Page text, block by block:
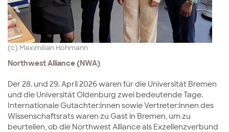
(c) Maximilian Hohmann
Northwest Alliance (NWA)
Der 28. und 29. April 2026 waren für die Universität Bremen
und die Universität Oldenburg zwei bedeutende Tage.
Internationale Gutachter:innen sowie Vertreter:innen des
Wissenschaftsrats waren zu Gast in Bremen, um zu
beurteilen, ob die Northwest Alliance als Exzellenzverbund